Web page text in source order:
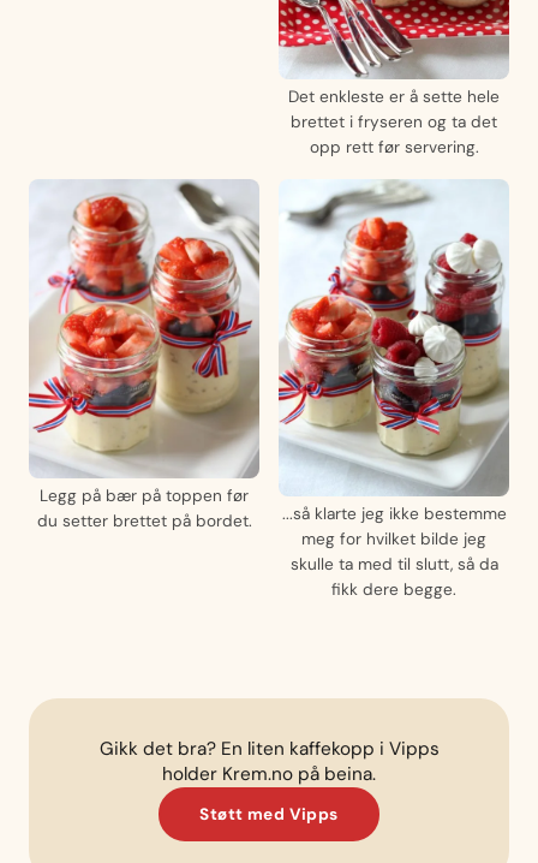
Det enkleste er å sette hele
brettet i fryseren og ta det
opp rett før servering.
Legg på bær på toppen før
du setter brettet på bordet.
...så klarte jeg ikke bestemme
meg for hvilket bilde jeg
skulle ta med til slutt, så da
fikk dere begge.
Gikk det bra? En liten kaffekopp i Vipps
holder Krem.no på beina.
Støtt med Vipps